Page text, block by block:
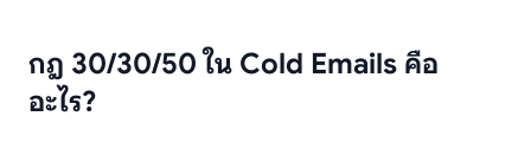
กฎ 30/30/50 ใน Cold Emails คือ
อะไร?